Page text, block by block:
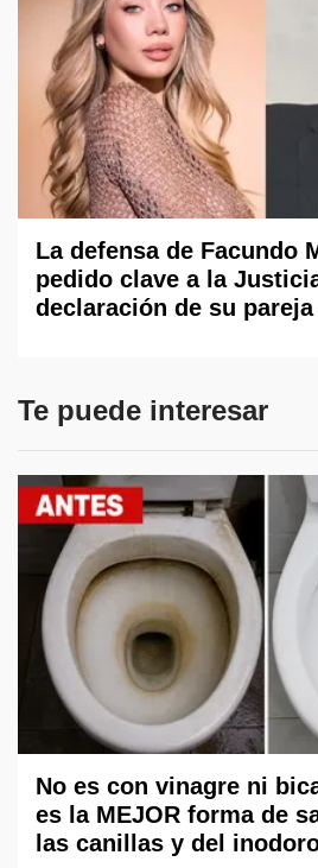
La defensa de Facundo
pedido clave a la
declaración de su pareja
Te puede interesar
No es con vinagre ni
es la MEJOR forma de
las canillas y del